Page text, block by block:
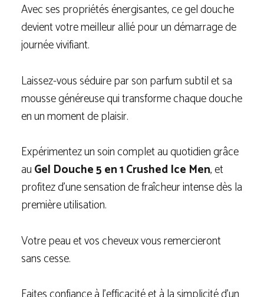
Avec ses propriétés énergisantes, ce gel douche
devient votre meilleur allié pour un démarrage de
journée vivifiant.
Laissez-vous séduire par son parfum subtil et sa
mousse généreuse qui transforme chaque douche
en un moment de plaisir.
Expérimentez un soin complet au quotidien grâce
auGel Douche 5 en 1 Crushed Ice Men, et
profitez d’une sensation de fraîcheur intense dès la
première utilisation.
Votre peau et vos cheveux vous remercieront
sans cesse.